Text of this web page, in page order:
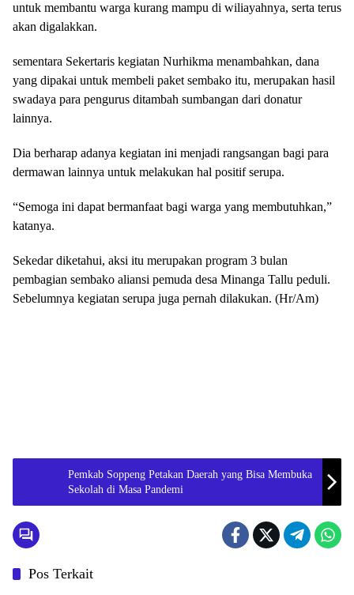
untuk membantu warga kurang mampu di wiliayahnya, serta terus
akan digalakkan.
sementara Sekertaris kegiatan Nurhikma menambahkan, dana
yang dipakai untuk membeli paket sembako itu, merupakan hasil
swadaya para pengurus ditambah sumbangan dari donatur
lainnya.
Dia berharap adanya kegiatan ini menjadi rangsangan bagi para
dermawan lainnya untuk melakukan hal positif serupa.
“Semoga ini dapat bermanfaat bagi warga yang membutuhkan,”
katanya.
Sekedar diketahui, aksi itu merupakan program 3 bulan
pembagian sembako aliansi pemuda desa Minanga Tallu peduli.
Sebelumnya kegiatan serupa juga pernah dilakukan. (Hr/Am)
Pemkab Soppeng Petakan Daerah yang Bisa Membuka
Sekolah di Masa Pandemi
Pos Terkait
Daerah